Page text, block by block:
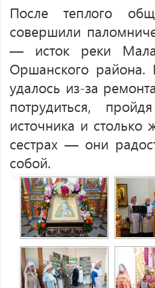
После теплого
совершили
— исток реки
Оршанского
удалось из-за
потрудиться,
источника и
сестрах — они
собой.